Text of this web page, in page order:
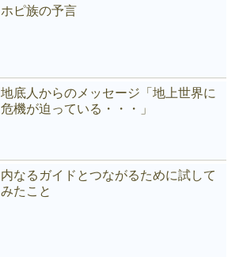
ホピ族の予言
地底人からのメッセージ「地上世界に
危機が迫っている・・・」
内なるガイドとつながるために試して
みたこと